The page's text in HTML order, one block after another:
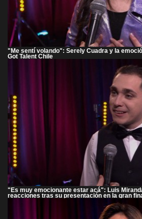
"Me sentí volando": Serely Cuadra y la
Got Talent Chile
"Es muy emocionante estar acá": Luis
reacciones tras su presentación en la gran